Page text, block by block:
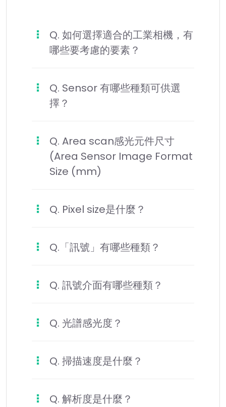
Q. 如何選擇適合的工業相機，有
哪些要考慮的要素？
Q. Sensor 有哪些種類可供選
擇？
Q. Area scan感光元件尺寸
(Area Sensor Image Format
Size (mm)
Q. Pixel size是什麼？
Q.「訊號」有哪些種類？
Q. 訊號介面有哪些種類？
Q. 光譜感光度？
Q. 掃描速度是什麼？
Q. 解析度是什麼？